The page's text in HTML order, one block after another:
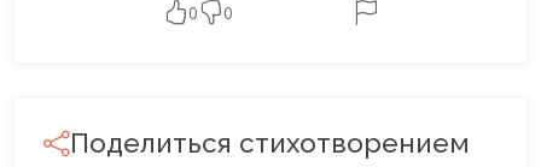
0 0
Поделиться стихотворением